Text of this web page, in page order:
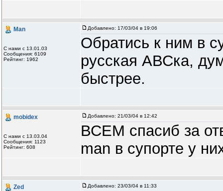
Man
С нами с 13.01.03
Сообщения: 6109
Рейтинг: 1962
Добавлено: 17/03/04 в 19:06
Обратись к ним в
русская АВСка,
быстрее.
mobidex
С нами с 13.03.04
Сообщения: 1123
Рейтинг: 608
Добавлено: 21/03/04 в 12:42
ВСЕМ спасиб за
man в супорте у
Zed Добавлено: 23/03/04 в 11:33